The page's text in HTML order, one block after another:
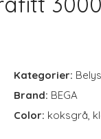
Kategorier:
Brand: BEGA
Color: koksgrå,